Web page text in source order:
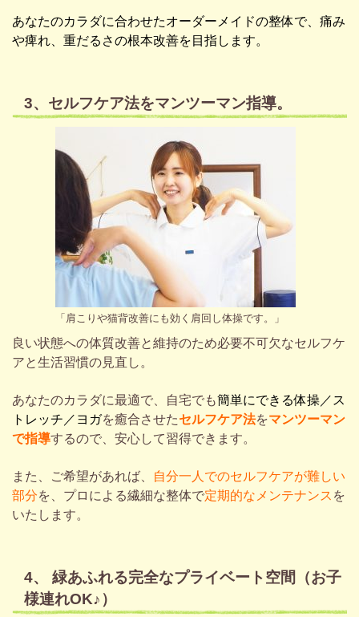
あなたのカラダに合わせたオーダーメイドの整体で、痛み
や痺れ、重だるさの根本改善を目指します。
3、セルフケア法をマンツーマン指導。
「肩こりや猫背改善にも効く肩回し体操です。」
良い状態への体質改善と維持のため必要不可欠なセルフケ
アと生活習慣の見直し。
あなたのカラダに最適で、自宅でも簡単にできる体操／ス
トレッチ／ヨガを癒合させたセルフケア法をマンツーマン
で指導するので、安心して習得できます。
また、ご希望があれば、
自分一人でのセルフケアが難しい
部分を、プロによる繊細な整体で定期的なメンテナンス を
いたします。
4、 緑あふれる完全なプライベート空間（お子
様連れOK♪）